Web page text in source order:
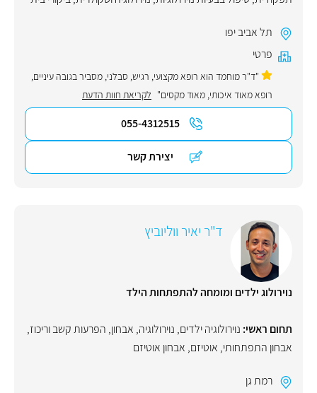
תל אביב יפו
פרטי
"ד"ר מוחמד הוא רופא מקצועי, רגיש, סבלני, מסביר בגובה עיניים,
רופא מאוד איכותי, מאוד מקסים" לקריאת חוות הדעת
055-4312515
יצירת קשר
ד"ר יאיר ווליוביץ
נוירולוג ילדים ומומחה להתפתחות הילד
תחום ראשי: נוירולוגיה ילדים, נוירולוגיה, אבחון, הפרעות קשב וריכוז,
אבחון התפתחותי, אוטיזם, אבחון אוטיזם
רמת גן